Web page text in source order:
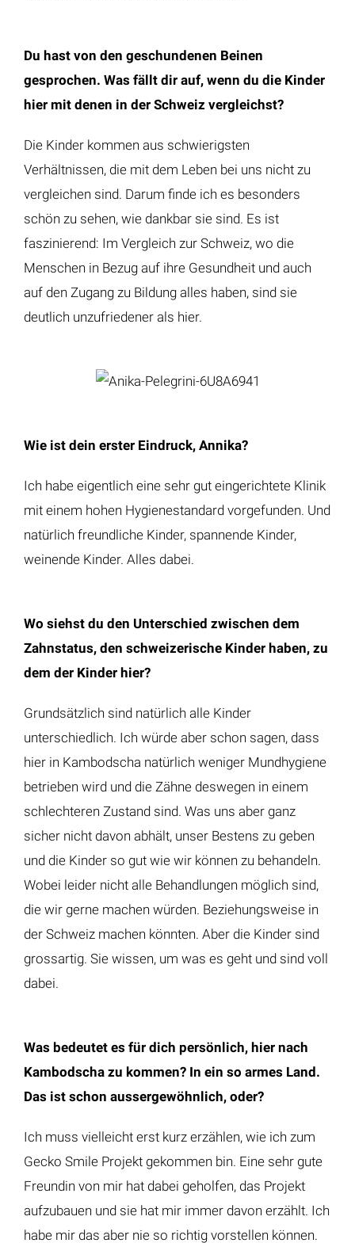
Du hast von den geschundenen Beinen
gesprochen. Was fällt dir auf, wenn du die Kinder
hier mit denen in der Schweiz vergleichst?
Die Kinder kommen aus schwierigsten
Verhältnissen, die mit dem Leben bei uns nicht zu
vergleichen sind. Darum finde ich es besonders
schön zu sehen, wie dankbar sie sind. Es ist
faszinierend: Im Vergleich zur Schweiz, wo die
Menschen in Bezug auf ihre Gesundheit und auch
auf den Zugang zu Bildung alles haben, sind sie
deutlich unzufriedener als hier.
Wie ist dein erster Eindruck, Annika?
Ich habe eigentlich eine sehr gut eingerichtete Klinik
mit einem hohen Hygienestandard vorgefunden. Und
natürlich freundliche Kinder, spannende Kinder,
weinende Kinder. Alles dabei.
Wo siehst du den Unterschied zwischen dem
Zahnstatus, den schweizerische Kinder haben, zu
dem der Kinder hier?
Grundsätzlich sind natürlich alle Kinder
unterschiedlich. Ich würde aber schon sagen, dass
hier in Kambodscha natürlich weniger Mundhygiene
betrieben wird und die Zähne deswegen in einem
schlechteren Zustand sind. Was uns aber ganz
sicher nicht davon abhält, unser Bestens zu geben
und die Kinder so gut wie wir können zu behandeln.
Wobei leider nicht alle Behandlungen möglich sind,
die wir gerne machen würden. Beziehungsweise in
der Schweiz machen könnten. Aber die Kinder sind
grossartig. Sie wissen, um was es geht und sind voll
dabei.
Was bedeutet es für dich persönlich, hier nach
Kambodscha zu kommen? In ein so armes Land.
Das ist schon aussergewöhnlich, oder?
Ich muss vielleicht erst kurz erzählen, wie ich zum
Gecko Smile Projekt gekommen bin. Eine sehr gute
Freundin von mir hat dabei geholfen, das Projekt
aufzubauen und sie hat mir immer davon erzählt. Ich
habe mir das aber nie so richtig vorstellen können.